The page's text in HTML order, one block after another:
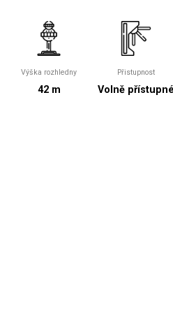
Výška rozhledny
42 m
Přistupnost
Volně přístupné